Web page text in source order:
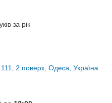
за рік
2 поверх, Одеса, Україна